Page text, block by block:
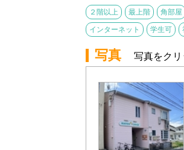
２階以上 最上階 角部屋
インターネット 学生可
写真 写真をクリ